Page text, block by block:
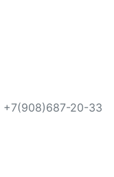
+7(908)687-20-33